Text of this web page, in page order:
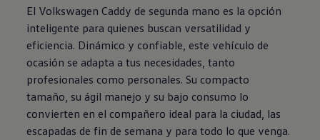
El Volkswagen Caddy de segunda mano es la opción
inteligente para quienes buscan versatilidad y
eficiencia. Dinámico y confiable, este vehículo de
ocasión se adapta a tus necesidades, tanto
profesionales como personales. Su compacto
tamaño, su ágil manejo y su bajo consumo lo
convierten en el compañero ideal para la ciudad, las
escapadas de fin de semana y para todo lo que venga.